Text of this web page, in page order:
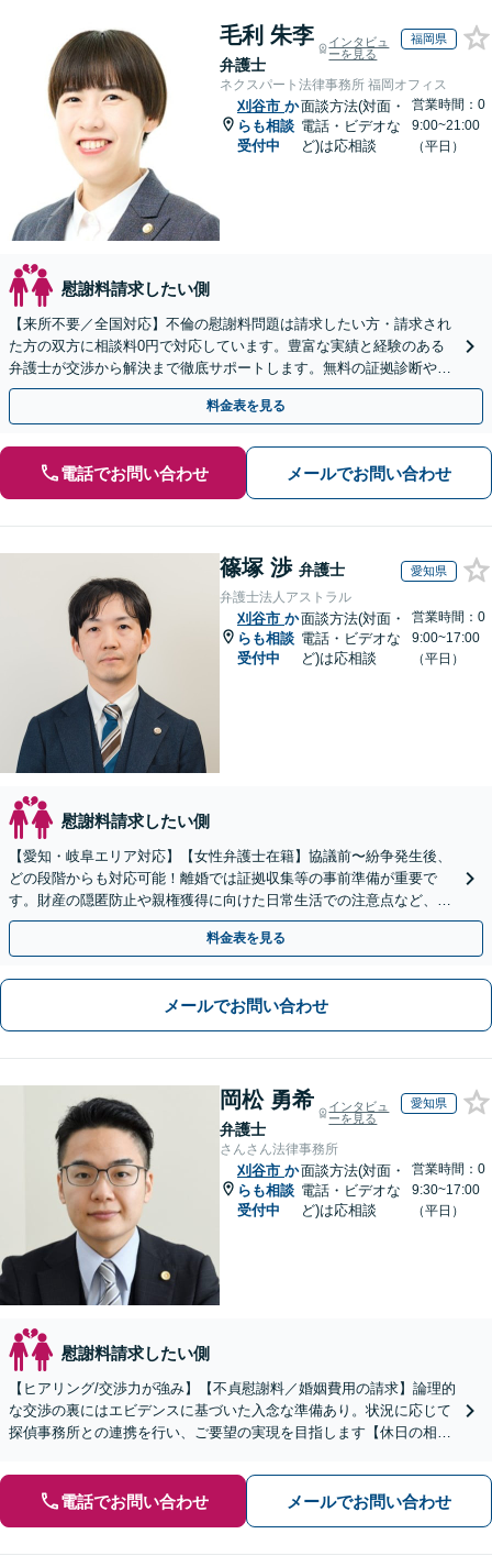
毛利 朱李
弁護士
インタビュ
ーを見る
福岡県
ネクスパート法律事務所 福岡オフィス
刈谷市 か
らも相談
受付中
面談方法(対面・
電話・ビデオな
ど)は応相談
営業時間：0
9:00~21:00
（平日）
慰謝料請求したい側
【来所不要／全国対応】不倫の慰謝料問題は請求したい方・請求され
た方の双方に相談料0円で対応しています。豊富な実績と経験のある
弁護士が交渉から解決まで徹底サポートします。無料の証拠診断や着
手金の返還保証もありますので安心してご相談ください。
料金表を見る
電話でお問い合わせ メールでお問い合わせ
篠塚 渉 弁護士 愛知県
弁護士法人アストラル
刈谷市 か
らも相談
受付中
面談方法(対面・
電話・ビデオな
ど)は応相談
営業時間：0
9:00~17:00
（平日）
慰謝料請求したい側
【愛知・岐阜エリア対応】【女性弁護士在籍】協議前〜紛争発生後、
どの段階からも対応可能！離婚では証拠収集等の事前準備が重要で
す。財産の隠匿防止や親権獲得に向けた日常生活での注意点など、フ
ェーズに応じたアドバイスを提供します【子連れの相談OK】
料金表を見る
メールでお問い合わせ
岡松 勇希
弁護士
インタビュ
ーを見る
愛知県
さんさん法律事務所
刈谷市 か
らも相談
受付中
面談方法(対面・
電話・ビデオな
ど)は応相談
営業時間：0
9:30~17:00
（平日）
慰謝料請求したい側
【ヒアリング/交渉力が強み】【不貞慰謝料／婚姻費用の請求】論理的
な交渉の裏にはエビデンスに基づいた入念な準備あり。状況に応じて
探偵事務所との連携を行い、ご要望の実現を目指します【休日の相談
電話でお問い合わせ メールでお問い合わせ